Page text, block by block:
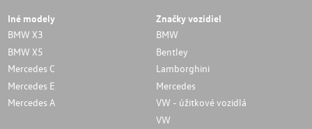
Iné modely
BMW X3
BMW X5
Mercedes C
Mercedes E
Mercedes A
Značky vozidiel
BMW
Bentley
Lamborghini
Mercedes
VW - úžitkové vozidlá
VW